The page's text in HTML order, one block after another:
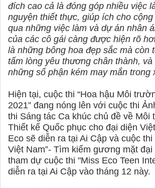
đích cao cả là đóng góp nhiều việc
nguyện thiết thực, giúp ích cho
qua những việc làm và dự án nhân
của các cô gái càng được hiện rõ
là những bông hoa đẹp sắc mà còn
tấm lòng yêu thương chân thành,
những số phận kém may mắn trong
Hiện tại, cuộc thi “Hoa hậu Môi
2021” đang nóng lên với cuộc thi
thi Sáng tác Ca khúc chủ đề về Môi
Thiết kế Quốc phục cho đại diện
Eco sẽ diễn ra tại Ai Cập và cuộc thi
Việt Nam”- Tìm kiếm gương mặt đại
tham dự cuộc thi "Miss Eco Teen
diễn ra tại Ai Cập vào tháng 12 này.